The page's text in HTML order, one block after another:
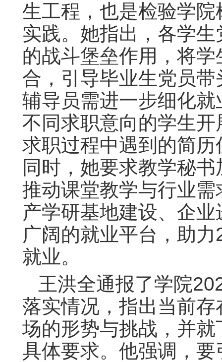
生工程，也是检验学
实践。她指出，各学
的战斗堡垒作用，将
合，引导毕业生党员
辅导员需进一步细化
不同求职意向的学生
求职过程中遇到的简
同时，她要求教学秘
推动课堂教学与行业
产学研基地建设、企
广阔的就业平台，助
就业。
王洪全通报了学院
落实情况，指出当前
场的形势与挑战，并
具体要求。他强调，